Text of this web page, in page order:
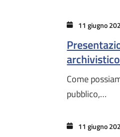
11 giugno
Come
pubblico,…
11 giugno